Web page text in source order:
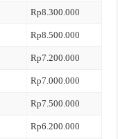
Rp8.300.000
Rp8.500.000
Rp7.200.000
Rp7.000.000
Rp7.500.000
Rp6.200.000